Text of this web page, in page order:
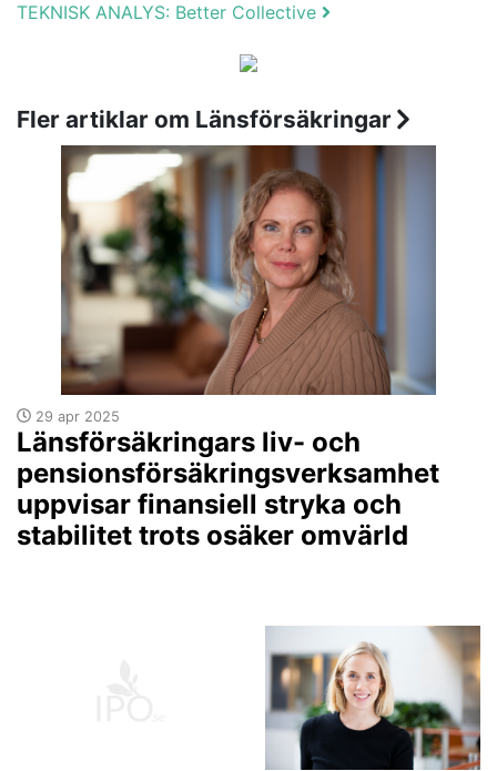
TEKNISK ANALYS: Better Collective
Fler artiklar om Länsförsäkringar
29 apr 2025
Länsförsäkringars liv- och
pensionsförsäkringsverksamhet
uppvisar finansiell stryka och
stabilitet trots osäker omvärld